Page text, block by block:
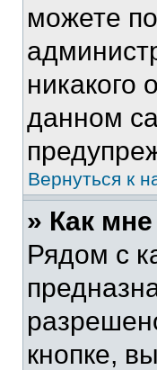
можете
данном
Вернуться к
» Как
Рядом с
кнопке,